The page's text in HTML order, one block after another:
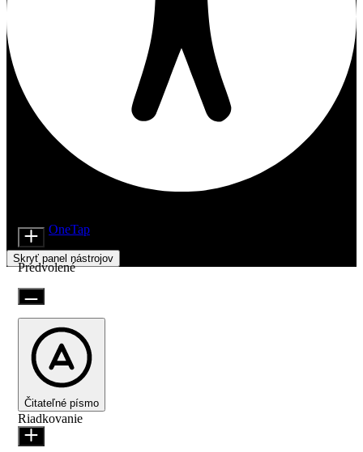
Beží na OneTap
Skryť panel nástrojov
Predvolené
Čitateľné písmo
Riadkovanie